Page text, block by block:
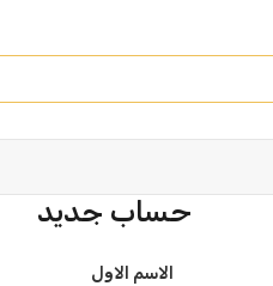
حساب جديد
الاسم الاول